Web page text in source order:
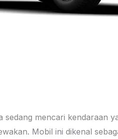
sedang mencari kendaraan
Mobil ini dikenal